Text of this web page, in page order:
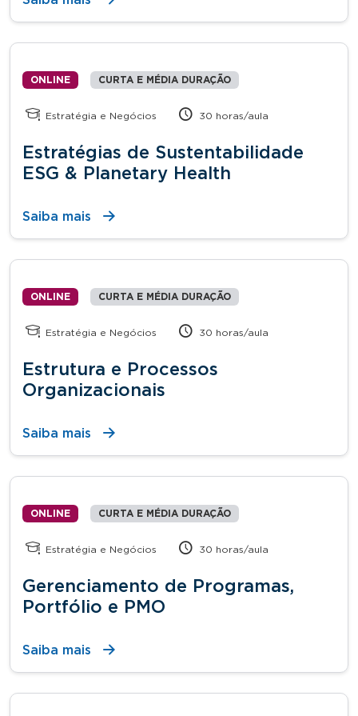
ONLINE CURTA E MÉDIA DURAÇÃO
Estratégia e Negócios 30 horas/aula
Estratégias de Sustentabilidade
ESG & Planetary Health
Saiba mais
ONLINE CURTA E MÉDIA DURAÇÃO
Estratégia e Negócios 30 horas/aula
Estrutura e Processos
Organizacionais
Saiba mais
ONLINE CURTA E MÉDIA DURAÇÃO
Estratégia e Negócios 30 horas/aula
Gerenciamento de Programas,
Portfólio e PMO
Saiba mais